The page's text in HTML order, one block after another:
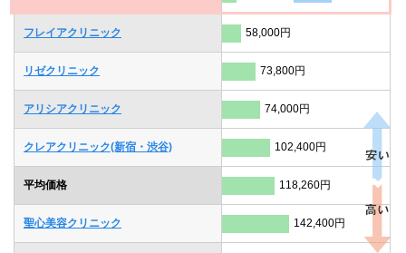
フレイアクリニック 58,000円
リゼクリニック 73,800円
アリシアクリニック 74,000円
クレアクリニック(新宿・渋谷) 102,400円
平均価格 118,260円
聖心美容クリニック 142,400円